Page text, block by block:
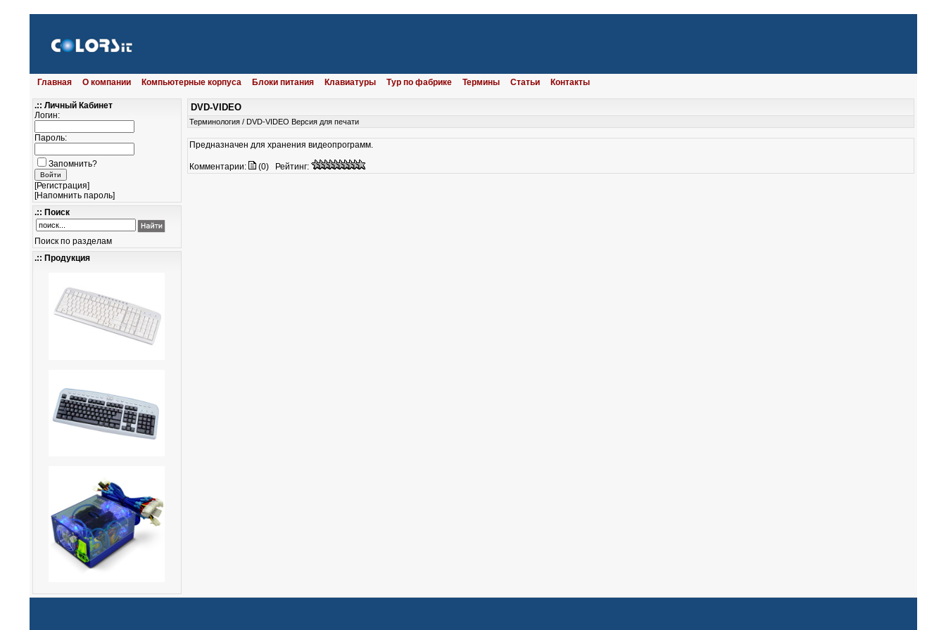
Главная О компании Компьютерные корпуса Блоки питания Клавиатуры Тур по фабрике Термины Статьи Контакты
.:: Личный Кабинет
Логин:
Пароль:
Запомнить?
[Регистрация]
[Напомнить пароль]
.:: Поиск
Поиск по разделам
.:: Продукция
DVD-VIDEO
Терминология/ DVD-VIDEO Версия для печати
Предназначен для хранения видеопрограмм.
Комментарии: (0)Рейтинг: